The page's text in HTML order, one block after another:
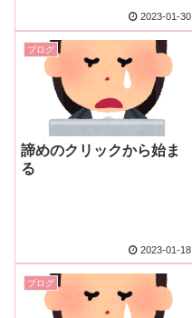
2023-01-30
ブログ
諦めのクリックから始ま
る
2023-01-18
ブログ